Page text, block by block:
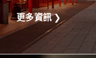
更多資訊❯